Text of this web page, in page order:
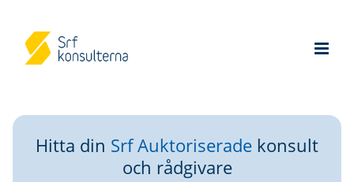
Hitta din Srf Auktoriserade konsult
och rådgivare